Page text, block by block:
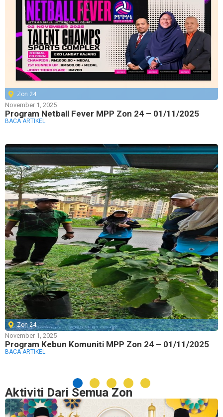
Zon 24
November 1, 2025
Program Netball Fever MPP Zon 24 – 01/11/2025
BACA ARTIKEL
Zon 24
November 1, 2025
Program Kebun Komuniti MPP Zon 24 – 01/11/2025
BACA ARTIKEL
Aktiviti Dari Semua Zon